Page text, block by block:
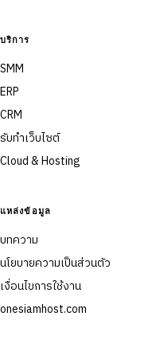
บริการ
SMM
ERP
CRM
รับทำเว็บไซต์
Cloud & Hosting
แหล่งข้อมูล
บทความ
นโยบายความเป็นส่วนตัว
เงื่อนไขการใช้งาน
onesiamhost.com